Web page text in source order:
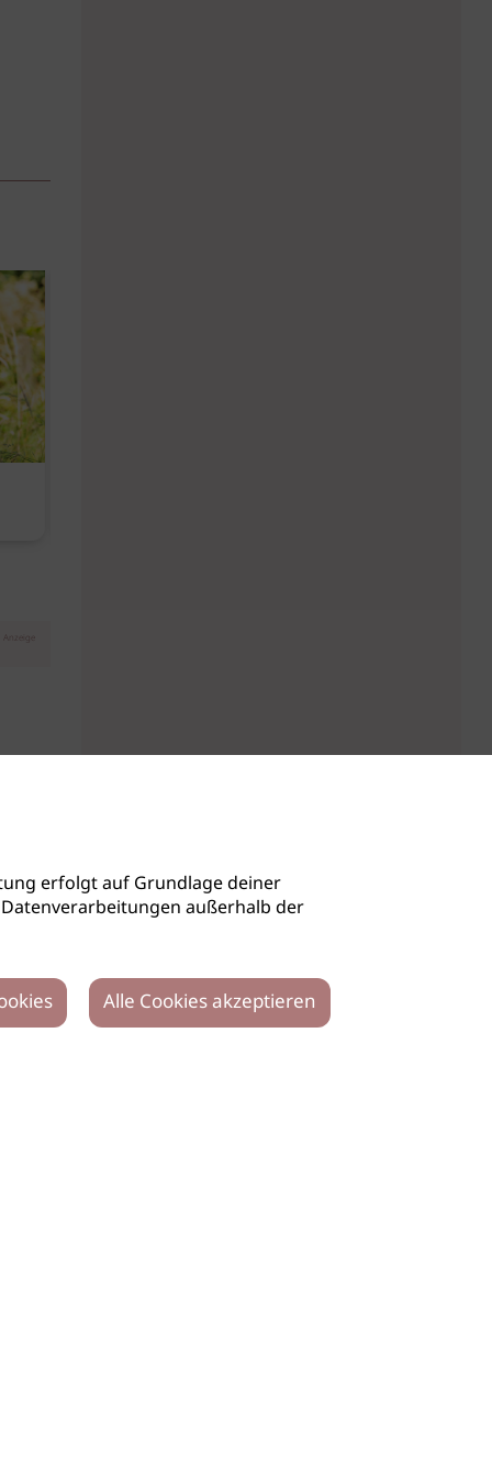
Anzeige
erfolgt auf Grundlage deiner
Datenverarbeitungen außerhalb der
Alle Cookies akzeptieren